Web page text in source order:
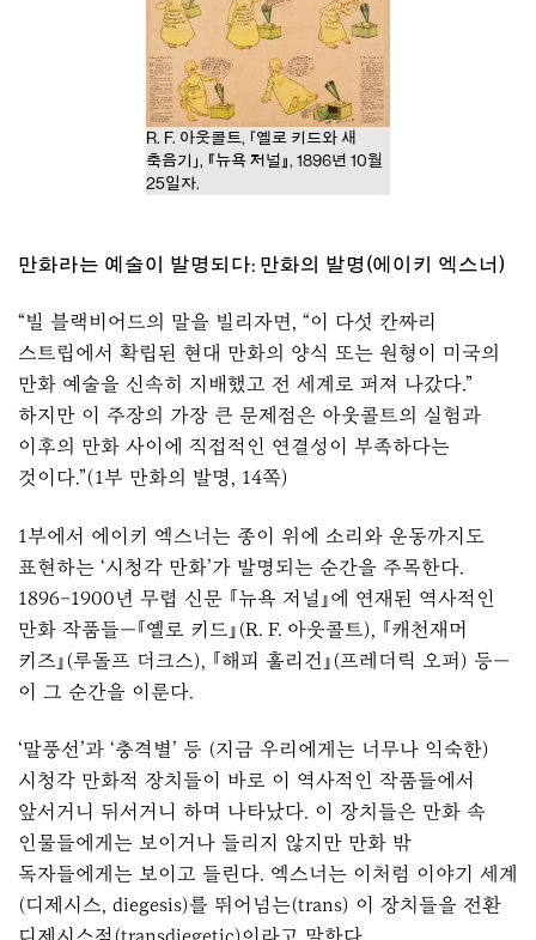
R. F. 아웃콜트, 「옐로 키드와 새
축음기」, 『뉴욕 저널』, 1896년 10월
25일자.
만화라는 예술이 발명되다: 만화의 발명(에이키 엑스너)
“빌 블랙비어드의 말을 빌리자면, “이 다섯 칸짜리
스트립에서 확립된 현대 만화의 양식 또는 원형이 미국의
만화 예술을 신속히 지배했고 전 세계로 퍼져 나갔다.”
하지만 이 주장의 가장 큰 문제점은 아웃콜트의 실험과
이후의 만화 사이에 직접적인 연결성이 부족하다는
것이다.”(1부 만화의 발명, 14쪽)
1부에서 에이키 엑스너는 종이 위에 소리와 운동까지도
표현하는 ‘시청각 만화’가 발명되는 순간을 주목한다.
1896–1900년 무렵 신문 『뉴욕 저널』에 연재된 역사적인
만화 작품들—『옐로 키드』(R. F. 아웃콜트), 『캐천재머
키즈』(루돌프 더크스), 『해피 훌리건』(프레더릭 오퍼) 등—
이 그 순간을 이룬다.
‘말풍선’과 ‘충격별’ 등 (지금 우리에게는 너무나 익숙한)
시청각 만화적 장치들이 바로 이 역사적인 작품들에서
앞서거니 뒤서거니 하며 나타났다. 이 장치들은 만화 속
인물들에게는 보이거나 들리지 않지만 만화 밖
독자들에게는 보이고 들린다. 엑스너는 이처럼 이야기 세계
(디제시스, diegesis)를 뛰어넘는(trans) 이 장치들을 전환